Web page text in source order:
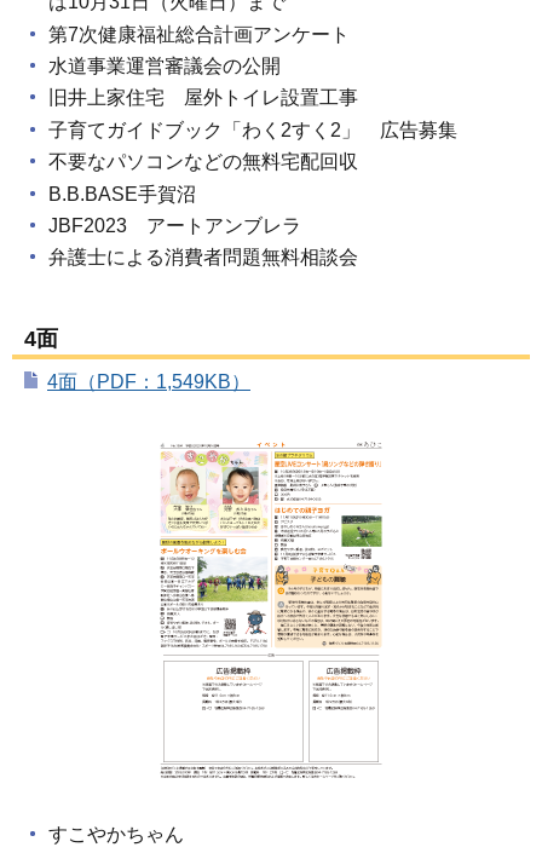
第7次健康福祉総合計画アンケート
水道事業運営審議会の公開
旧井上家住宅 屋外トイレ設置工事
子育てガイドブック「わく2すく2」 広告募集
不要なパソコンなどの無料宅配回収
B.B.BASE手賀沼
JBF2023 アートアンブレラ
弁護士による消費者問題無料相談会
4面
4面（PDF：1,549KB）
すこやかちゃん